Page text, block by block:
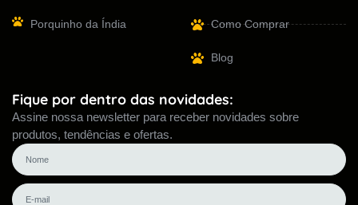
Porquinho da Índia Como Comprar
Blog
Fique por dentro das novidades:
Assine nossa newsletter para receber novidades sobre
produtos, tendências e ofertas.